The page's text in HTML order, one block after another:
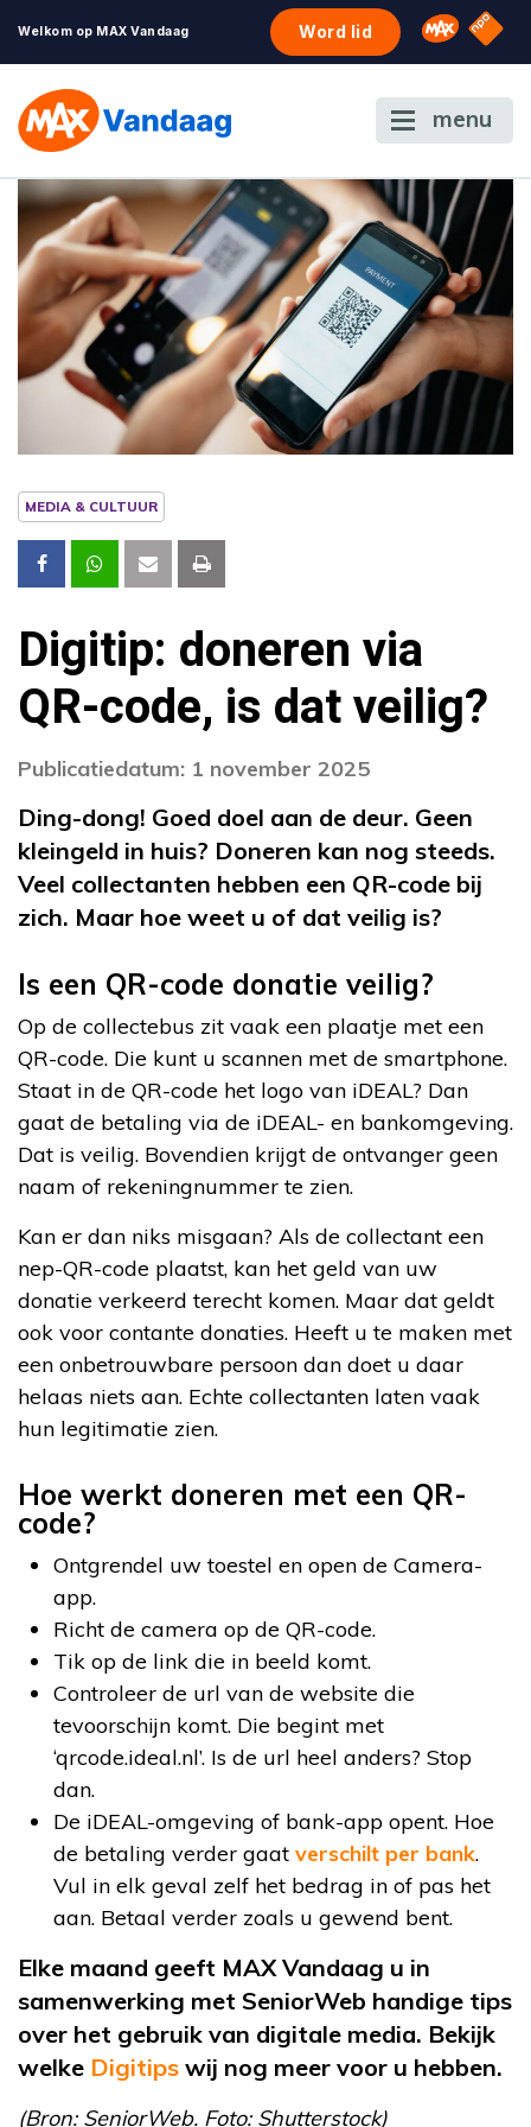
Welkom op MAX Vandaag Word lid Omroep
NPO
menu
MEDIA & CULTUUR
Digitip: doneren via
QR-code, is dat veilig?
Publicatiedatum: 1 november 2025
Ding-dong! Goed doel aan de deur. Geen
kleingeld in huis? Doneren kan nog steeds.
Veel collectanten hebben een QR-code bij
zich. Maar hoe weet u of dat veilig is?
Is een QR-code donatie veilig?
Op de collectebus zit vaak een plaatje met een
QR-code. Die kunt u scannen met de smartphone.
Staat in de QR-code het logo van iDEAL? Dan
gaat de betaling via de iDEAL- en bankomgeving.
Dat is veilig. Bovendien krijgt de ontvanger geen
naam of rekeningnummer te zien.
Kan er dan niks misgaan? Als de collectant een
nep-QR-code plaatst, kan het geld van uw
donatie verkeerd terecht komen. Maar dat geldt
ook voor contante donaties. Heeft u te maken met
een onbetrouwbare persoon dan doet u daar
helaas niets aan. Echte collectanten laten vaak
hun legitimatie zien.
Hoe werkt doneren met een QR-
code?
Ontgrendel uw toestel en open de Camera-
app.
Richt de camera op de QR-code.
Tik op de link die in beeld komt.
Controleer de url van de website die
tevoorschijn komt. Die begint met
‘qrcode.ideal.nl’. Is de url heel anders? Stop
dan.
De iDEAL-omgeving of bank-app opent. Hoe
de betaling verder gaat verschilt per bank.
Vul in elk geval zelf het bedrag in of pas het
aan. Betaal verder zoals u gewend bent.
Elke maand geeft MAX Vandaag u in
samenwerking met SeniorWeb handige tips
over het gebruik van digitale media. Bekijk
welke Digitips wij nog meer voor u hebben.
(Bron: SeniorWeb. Foto:Shutterstock)